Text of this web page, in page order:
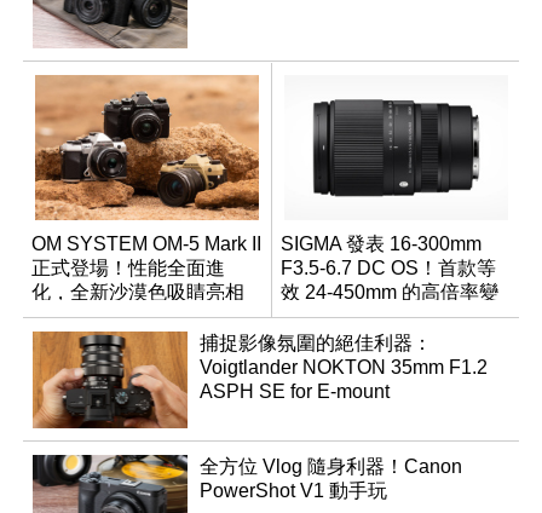
OM SYSTEM OM-5 Mark II
正式登場！性能全面進
化，全新沙漠色吸睛亮相
SIGMA 發表 16-300mm
F3.5-6.7 DC OS！首款等
效 24-450mm 的高倍率變
焦旅遊鏡頭
捕捉影像氛圍的絕佳利器：
Voigtlander NOKTON 35mm F1.2
ASPH SE for E-mount
全方位 Vlog 隨身利器！Canon
PowerShot V1 動手玩